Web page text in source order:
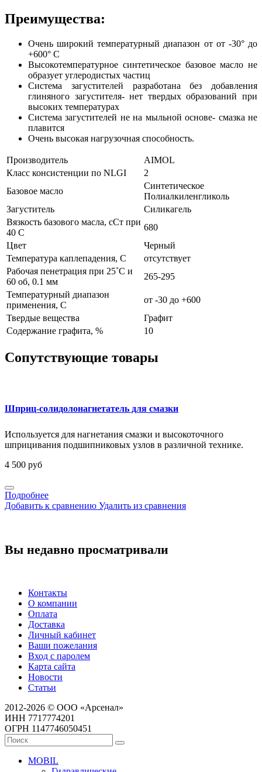
Преимущества:
Очень широкий температурный диапазон от от -30° до
+600° С
Высокотемпературное синтетическое базовое масло не
образует углеродистых частиц
Система загустителей разработана без добавления
глиняного загустителя- нет твердых образований при
высоких температурах
Система загустителей не на мыльной основе- смазка не
плавится
Очень высокая нагрузочная способность.
Производитель
AIMOL
Класс консистенции по NLGI
2
Базовое масло
Синтетическое
Полиалкиленгликоль
Загуститель
Силикагель
Вязкость базового масла, сСт при
40 С
680
Цвет
Черный
Температура каплепадения, С
отсутствует
Рабочая пенетрация при 25˚C и
60 об, 0.1 мм
265-295
Температурный диапазон
применения, C
от -30 до +600
Твердые вещества
Графит
Содержание графита, %
10
Сопутствующие товары
Шприц-солидолонагнетатель для смазки
Используется для нагнетания смазки и высокоточного
шприцивания подшипниковых узлов в различной технике.
4 500 руб
Подробнее
Добавить к сравнению Удалить из сравнения
Вы недавно просматривали
Контакты
О компании
Оплата
Доставка
Личный кабинет
Ваши пожелания
Вход с паролем
Карта сайта
Новости
Статьи
2012-2026 © ООО «Арсенал»
ИНН 7717774201
ОГРН 1147746050451
MOBIL